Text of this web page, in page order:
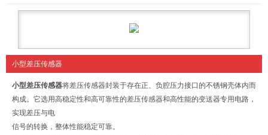
小型差压传感器
小型差压传感器将差压传感器封装于存在正、负腔压力接口的不锈钢壳体内而
构成。它选用高稳定性和高可靠性的差压传感器和高性能的变送器专用电路，
实现差压与电
信号的转换，整体性能稳定可靠。